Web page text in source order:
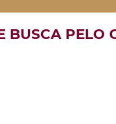
BUSCA PELO